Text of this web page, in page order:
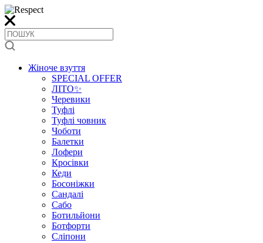
Жіноче взуття
SPECIAL OFFER
ЛІТО✨
Черевики
Туфлі
Туфлі човник
Чоботи
Балетки
Лофери
Кросівки
Кеди
Босоніжки
Сандалі
Сабо
Ботильйони
Ботфорти
Сліпони